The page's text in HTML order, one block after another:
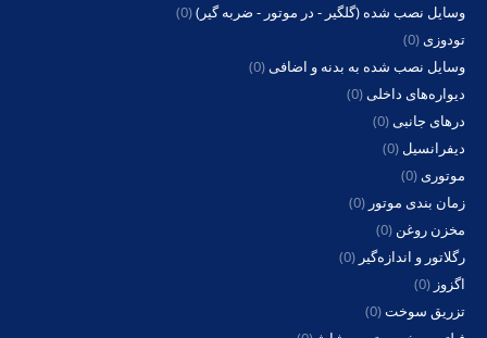
وسایل نصب شده (گلگیر - در موتور - ضربه گیر)(0)
تودوزی(0)
وسایل نصب شده به بدنه و اضافی(0)
دیواره‌های داخلی(0)
درهای جانبی(0)
دیفرانسیل (0)
موتوری(0)
زمان بندی موتور (0)
مخزن روغن (0)
رگلاتور و اندازه‌گیر (0)
اگزوز (0)
تزریق سوخت(0)